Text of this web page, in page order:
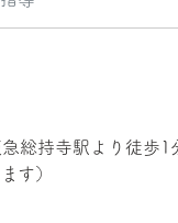
総持寺駅より徒歩1
す）